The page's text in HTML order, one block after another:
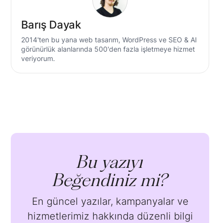
Barış Dayak
2014'ten bu yana web tasarım, WordPress ve SEO & AI
görünürlük alanlarında 500'den fazla işletmeye hizmet
veriyorum.
Bu yazıyı
Beğendiniz mi?
En güncel yazılar, kampanyalar ve
hizmetlerimiz hakkında düzenli bilgi